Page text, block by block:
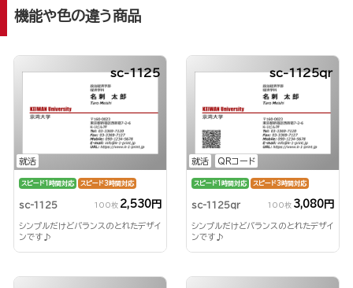
機能や色の違う商品
就活
sc-1125
スピード1時間対応 スピード3時間対応
sc-1125 100枚 2,530円
シンプルだけどバランスのとれたデザイ
ンです♪
就活 QRコード
sc-1125qr
スピード1時間対応 スピード3時間対応
sc-1125qr 100枚 3,080円
シンプルだけどバランスのとれたデザイ
ンです♪